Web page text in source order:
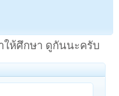
ให้ศึกษา ดูกันนะครับ